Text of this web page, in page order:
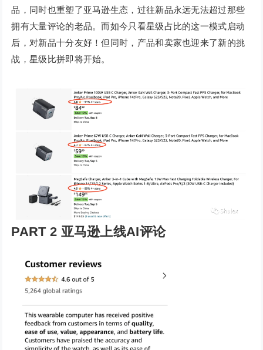
品，同时也重塑了亚马逊生态，过往新品永远无法超过那些
拥有大量评论的老品。而如今只看星级占比的这一模式启动
后，对新品十分友好！但同时，产品和卖家也迎来了新的挑
战，星级比拼即将开始。
PART 2 亚马逊上线AI评论